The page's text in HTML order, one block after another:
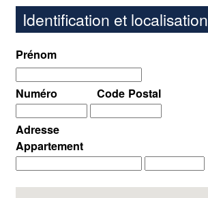
Identification et localisation
Prénom
Numéro Code Postal
Adresse
Appartement